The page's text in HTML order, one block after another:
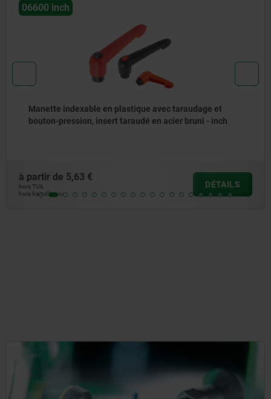
06461 inch
Manette indexable en zinc injecté haute pression avec
filetage, insert fileté en inox - inch
à partir de10,95 €
hors TVA
hors frais d’envoi
DÉTAILS